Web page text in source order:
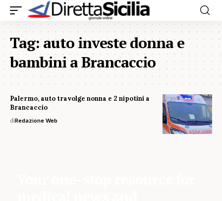
Tag:auto investe donna e
bambini a Brancaccio
Palermo, auto travolge nonna e 2 nipotini a
Brancaccio
diRedazione Web